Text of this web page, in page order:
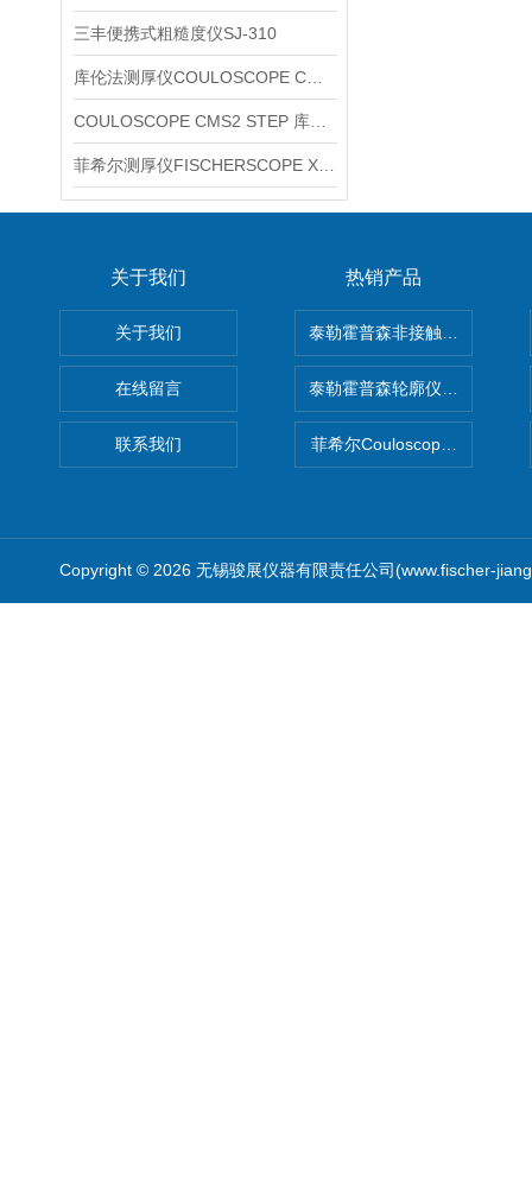
三丰便携式粗糙度仪SJ-310
关于我们
关于我们
在线留言
联系我们
热销产品
泰勒霍普森非接触式轮廓仪
泰勒霍普森轮廓仪|TAYLOR
菲希尔Couloscope CMS2电
Copyright © 2026 无锡骏展仪器有限责任公司(www.fischer-